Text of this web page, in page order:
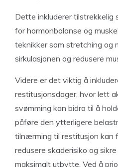
Dette inkluderer tilstrekkelig
for hormonbalanse og
teknikker som stretching og
sirkulasjonen og redusere
Videre er det viktig å
restitusjonsdager, hvor lett
svømming kan bidra til å
påføre den ytterligere
tilnærming til restitusjon kan
redusere skaderisiko og
maksimalt utbytte. Ved å